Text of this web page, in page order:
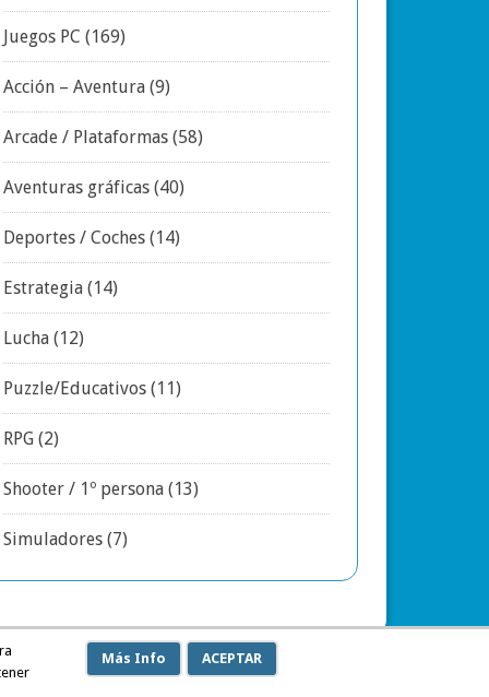
Juegos PC (169)
Acción – Aventura(9)
Arcade / Plataformas(58)
Aventuras gráficas(40)
Deportes / Coches(14)
Estrategia(14)
Lucha(12)
Puzzle/Educativos(11)
RPG(2)
Shooter / 1º persona(13)
Simuladores(7)
Más Info ACEPTAR